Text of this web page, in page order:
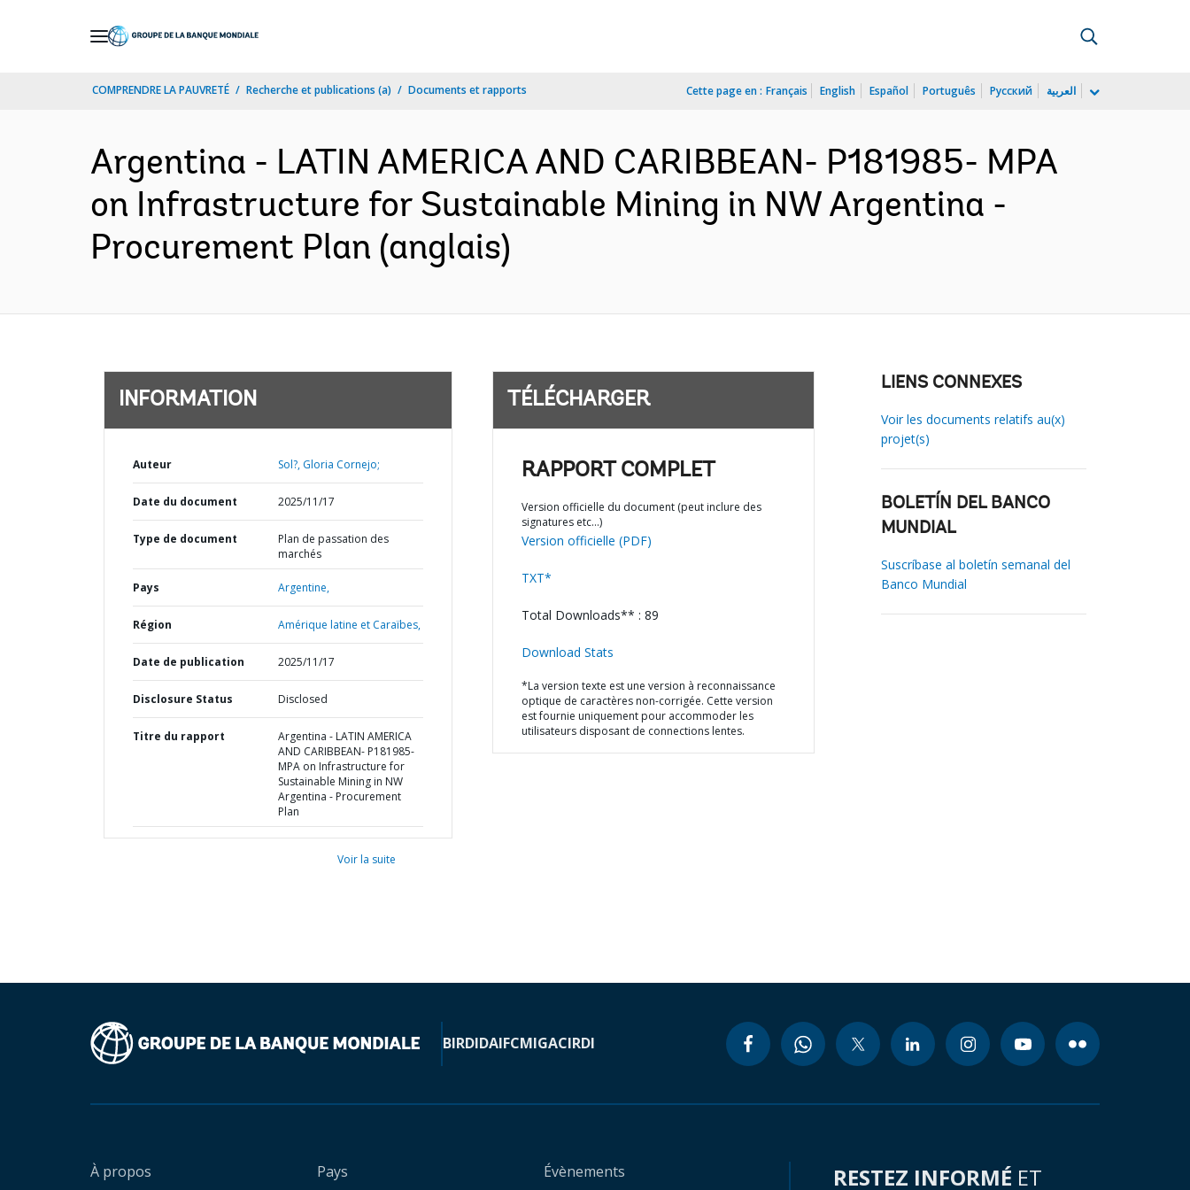
COMPRENDRE LA PAUVRETÉ Recherche et publications (a) Documents et rapports Cette page en : Français English Español Português Русский العربية
Argentina - LATIN AMERICA AND CARIBBEAN- P181985- MPA
on Infrastructure for Sustainable Mining in NW Argentina -
Procurement Plan (anglais)
INFORMATION
Auteur Sol?, Gloria Cornejo;
Date du document 2025/11/17
Type de document
Plan de passation des
marchés
Pays Argentine,
Région Amérique latine et Caraïbes,
Date de publication 2025/11/17
Disclosure Status Disclosed
Titre du rapport
Argentina - LATIN AMERICA
AND CARIBBEAN- P181985-
MPA on Infrastructure for
Sustainable Mining in NW
Argentina - Procurement
Plan
Voir la suite
TÉLÉCHARGER
RAPPORT COMPLET
Version officielle du document (peut inclure des
signatures etc…)
Version officielle (PDF)
TXT*
Total Downloads** : 89
Download Stats
*La version texte est une version à reconnaissance
optique de caractères non-corrigée. Cette version
est fournie uniquement pour accommoder les
utilisateurs disposant de connections lentes.
LIENS CONNEXES
Voir les documents relatifs au(x)
projet(s)
BOLETÍN DEL BANCO
MUNDIAL
Suscríbase al boletín semanal del
Banco Mundial
BIRDIDAIFCMIGACIRDI
À propos Pays Évènements RESTEZ INFORMÉ ET